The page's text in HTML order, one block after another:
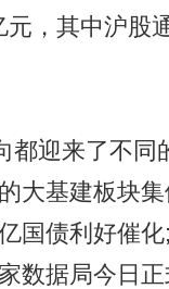
，其中沪股
迎来了不同
基建板块集
国债利好催
数据局今日